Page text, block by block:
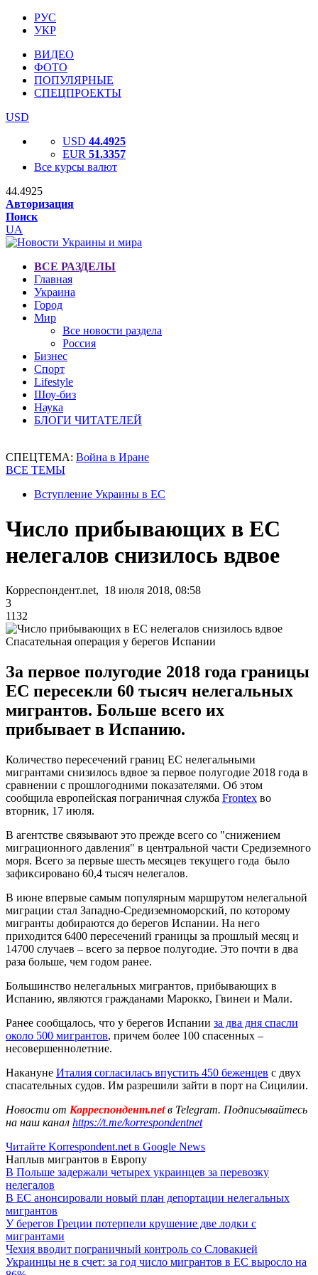
РУС
УКР
ВИДЕО
ФОТО
ПОПУЛЯРНЫЕ
СПЕЦПРОЕКТЫ
USD
USD 44.4925
EUR 51.3357
Все курсы валют
44.4925
Авторизация
Поиск
UA
ВСЕ РАЗДЕЛЫ
Главная
Украина
Город
Мир
Все новости раздела
Россия
Бизнес
Спорт
Lifestyle
Шоу-биз
Наука
БЛОГИ ЧИТАТЕЛЕЙ
СПЕЦТЕМА: Война в Иране
ВСЕ ТЕМЫ
Вступление Украины в ЕС
Число прибывающих в ЕС
нелегалов снизилось вдвое
Корреспондент.net, 18 июля 2018, 08:58
3
1132
Спасательная операция у берегов Испании
За первое полугодие 2018 года границы
ЕС пересекли 60 тысяч нелегальных
мигрантов. Больше всего их
прибывает в Испанию.
Количество пересечений границ ЕС нелегальными
мигрантами снизилось вдвое за первое полугодие 2018 года в
сравнении с прошлогодними показателями. Об этом
сообщила европейская пограничная служба Frontex во
вторник, 17 июля.
В агентстве связывают это прежде всего со "снижением
миграционного давления" в центральной части Средиземного
моря. Всего за первые шесть месяцев текущего года было
зафиксировано 60,4 тысяч нелегалов.
В июне впервые самым популярным маршрутом нелегальной
миграции стал Западно-Средиземноморский, по которому
мигранты добираются до берегов Испании. На него
приходится 6400 пересечений границы за прошлый месяц и
14700 случаев – всего за первое полугодие. Это почти в два
раза больше, чем годом ранее.
Большинство нелегальных мигрантов, прибывающих в
Испанию, являются гражданами Марокко, Гвинеи и Мали.
Ранее сообщалось, что у берегов Испании за два дня спасли
около 500 мигрантов, причем более 100 спасенных –
несовершеннолетние.
Накануне Италия согласилась впустить 450 беженцев с двух
спасательных судов. Им разрешили зайти в порт на Сицилии.
Новости от Корреспондент.netв Telegram. Подписывайтесь
на наш канал https://t.me/korrespondentnet
Читайте Korrespondent.net в Google News
Наплыв мигрантов в Европу
В Польше задержали четырех украинцев за перевозку
нелегалов
В ЕС анонсировали новый план депортации нелегальных
мигрантов
У берегов Греции потерпели крушение две лодки с
мигрантами
Чехия вводит пограничный контроль со Словакией
Украинцы не в счет: за год число мигрантов в ЕС выросло на